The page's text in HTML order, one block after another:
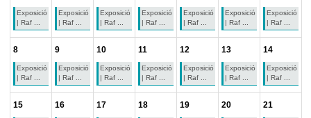
Exposició
| Raf ...
Exposició
| Raf ...
Exposició
| Raf ...
Exposició
| Raf ...
Exposició
| Raf ...
Exposició
| Raf ...
Exposició
| Raf ...
8
Exposició
| Raf ...
9
Exposició
| Raf ...
10
Exposició
| Raf ...
11
Exposició
| Raf ...
12
Exposició
| Raf ...
13
Exposició
| Raf ...
14
Exposició
| Raf ...
15 16 17 18 19 20 21